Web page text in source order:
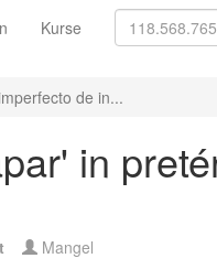
Kurse
de in...
in
Mangel